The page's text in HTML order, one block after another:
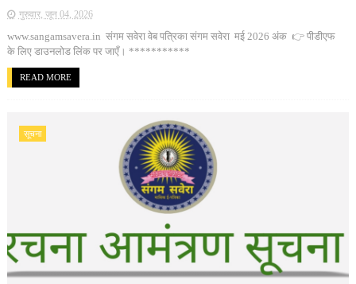
गुरुवार, जून 04, 2026
www.sangamsavera.in संगम सवेरा वेब पत्रिका संगम सवेरा मई 2026 अंक 👉 पीडीएफ
के लिए डाउनलोड लिंक पर जाएँ। ***********
READ MORE
सूचना